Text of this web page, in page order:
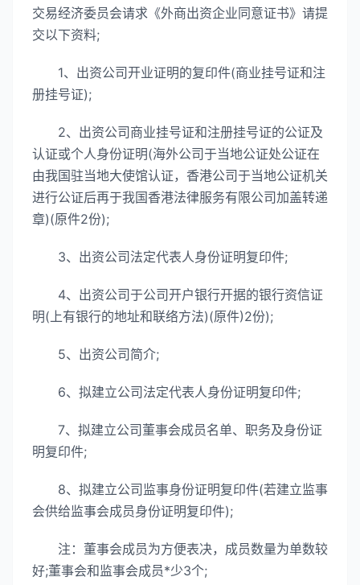
交易经济委员会请求《外商出资企业同意证书》请提
交以下资料;
1、出资公司开业证明的复印件(商业挂号证和注
册挂号证);
2、出资公司商业挂号证和注册挂号证的公证及
认证或个人身份证明(海外公司于当地公证处公证在
由我国驻当地大使馆认证，香港公司于当地公证机关
进行公证后再于我国香港法律服务有限公司加盖转递
章)(原件2份);
3、出资公司法定代表人身份证明复印件;
4、出资公司于公司开户银行开据的银行资信证
明(上有银行的地址和联络方法)(原件)2份);
5、出资公司简介;
6、拟建立公司法定代表人身份证明复印件;
7、拟建立公司董事会成员名单、职务及身份证
明复印件;
8、拟建立公司监事身份证明复印件(若建立监事
会供给监事会成员身份证明复印件);
注：董事会成员为方便表决，成员数量为单数较
好;董事会和监事会成员*少3个;